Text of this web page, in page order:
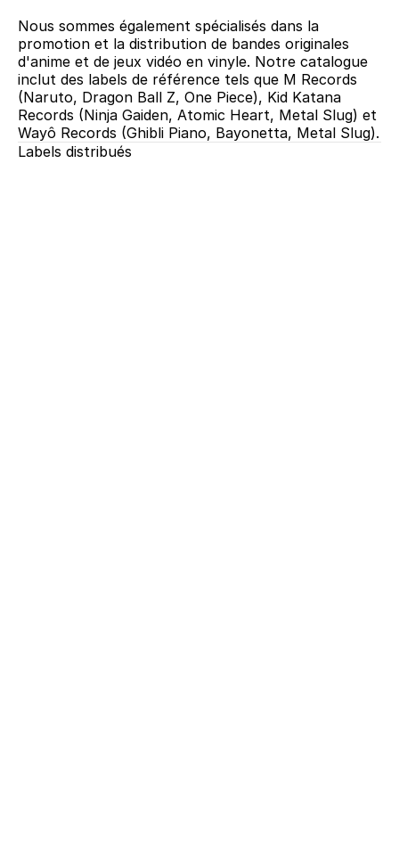
Nous sommes également spécialisés dans la
promotion et la distribution de bandes originales
d'anime et de jeux vidéo en vinyle. Notre catalogue
inclut des labels de référence tels que M Records
(Naruto, Dragon Ball Z, One Piece), Kid Katana
Records (Ninja Gaiden, Atomic Heart, Metal Slug) et
Wayô Records (Ghibli Piano, Bayonetta, Metal Slug).
Labels distribués